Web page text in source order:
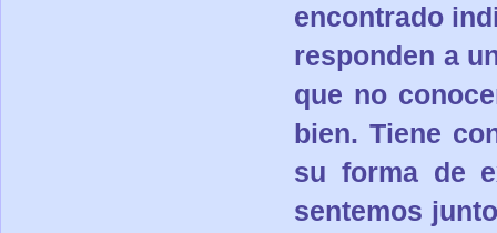
encontrado
responden a
que no
bien. Tiene
su forma de
sentemos